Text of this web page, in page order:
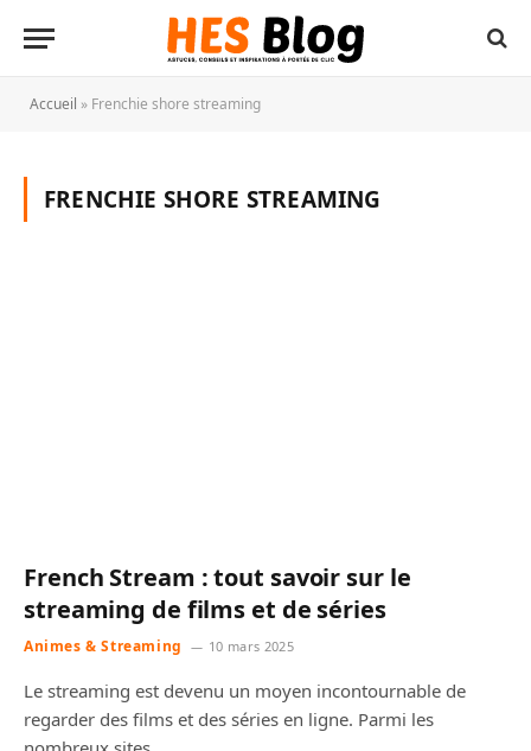
Accueil » Frenchie shore streaming
FRENCHIE SHORE STREAMING
French Stream : tout savoir sur le
streaming de films et de séries
Animes & Streaming 10 mars 2025
Le streaming est devenu un moyen incontournable de
regarder des films et des séries en ligne. Parmi les